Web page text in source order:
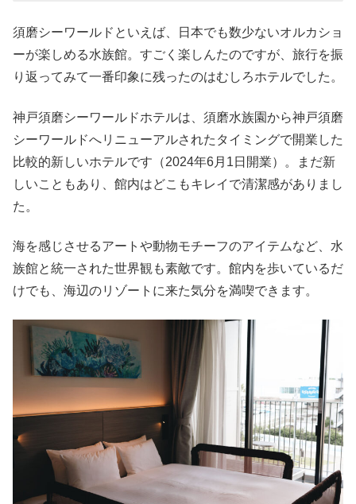
須磨シーワールドといえば、日本でも数少ないオルカショ
ーが楽しめる水族館。すごく楽しんたのですが、旅行を振
り返ってみて一番印象に残ったのはむしろホテルでした。
神戸須磨シーワールドホテルは、須磨水族園から神戸須磨
シーワールドへリニューアルされたタイミングで開業した
比較的新しいホテルです（2024年6月1日開業）。まだ新
しいこともあり、館内はどこもキレイで清潔感がありまし
た。
海を感じさせるアートや動物モチーフのアイテムなど、水
族館と統一された世界観も素敵です。館内を歩いているだ
けでも、海辺のリゾートに来た気分を満喫できます。